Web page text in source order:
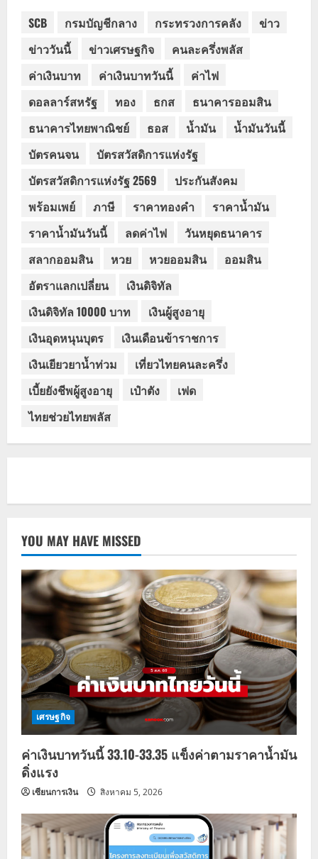
SCB กรมบัญชีกลาง กระทรวงการคลัง
ข่าว
ข่าววันนี้
ข่าวเศรษฐกิจ
คนละครึ่งพลัส
ค่าเงินบาท
ค่าเงินบาทวันนี้
ค่าไฟ
ดอลลาร์สหรัฐ
ทอง ธกส
ธนาคารออมสิน
ธนาคารไทยพาณิชย์
ธอส น้ำมัน
น้ำมันวันนี้
บัตรคนจน
บัตรสวัสดิการแห่งรัฐ
บัตรสวัสดิการแห่งรัฐ 2569
ประกันสังคม
พร้อมเพย์
ภาษี ราคาทองคำ
ราคาน้ำมัน
ราคาน้ำมันวันนี้
ลดค่าไฟ
วันหยุดธนาคาร
สลากออมสิน
หวย หวยออมสิน
ออมสิน
อัตราแลกเปลี่ยน
เงินดิจิทัล
เงินดิจิทัล 10000 บาท
เงินผู้สูงอายุ
เงินอุดหนุนบุตร
เงินเดือนข้าราชการ
เงินเยียวยาน้ำท่วม
เที่ยวไทยคนละครึ่ง
เบี้ยยังชีพผู้สูงอายุ
เป๋าตัง
เฟด
ไทยช่วยไทยพลัส
YOU MAY HAVE MISSED
เศรษฐกิจ
ค่าเงินบาทวันนี้ 33.10-33.35 แข็งค่าตามราคาน้ำมัน
ดิ่งแรง
เซียนการเงิน สิงหาคม 5, 2026